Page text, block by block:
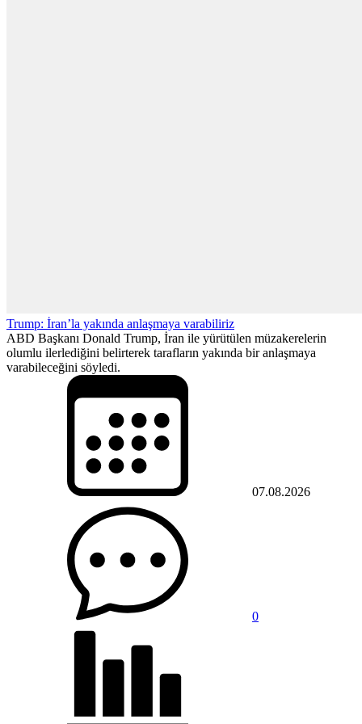
Trump: İran’la yakında anlaşmaya varabiliriz
ABD Başkanı Donald Trump, İran ile yürütülen müzakerelerin
olumlu ilerlediğini belirterek tarafların yakında bir anlaşmaya
varabileceğini söyledi.
07.08.2026
0